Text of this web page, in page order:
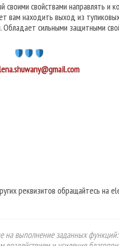
своими свойствами направлять и
находить выход из
сильными защитными
реквизитов обращайтесь на
выполнение заданных